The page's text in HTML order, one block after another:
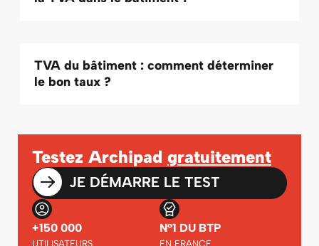
TVA du bâtiment : comment déterminer
le bon taux ?
Testez Archipad gratuitement
JE DÉMARRE LE TEST
+150 000
UTILISATEURS
N°1 DU BTP
EN FRANCE